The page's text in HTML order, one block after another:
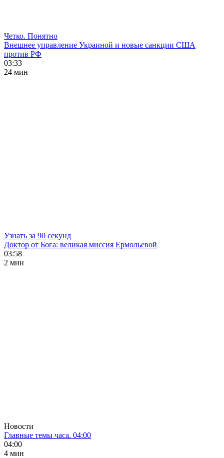
Четко. Понятно
Внешнее управление Украиной и новые санкции США
против РФ
03:33
24 мин
Узнать за 90 секунд
Доктор от Бога: великая миссия Ермольевой
03:58
2 мин
Новости
Главные темы часа. 04:00
04:00
4 мин